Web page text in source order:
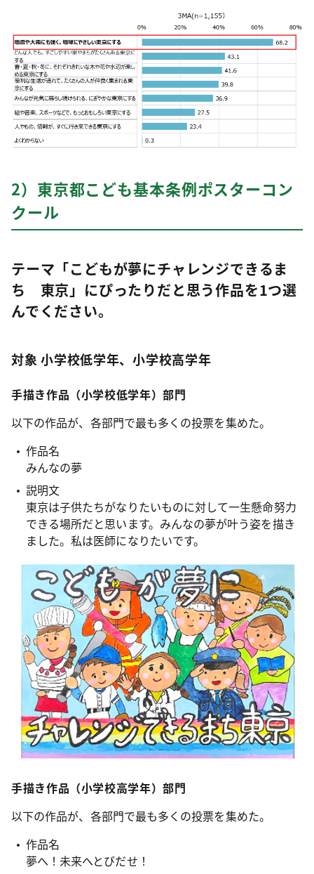
2）東京都こども基本条例ポスターコン
クール
テーマ「こどもが夢にチャレンジできるま
ち 東京」にぴったりだと思う作品を1つ選
んでください。
対象 小学校低学年、小学校高学年
手描き作品（小学校低学年）部門
以下の作品が、各部門で最も多くの投票を集めた。
作品名
みんなの夢
説明文
東京は子供たちがなりたいものに対して一生懸命努力
できる場所だと思います。みんなの夢が叶う姿を描き
ました。私は医師になりたいです。
手描き作品（小学校高学年）部門
以下の作品が、各部門で最も多くの投票を集めた。
作品名
夢へ！未来へとびだせ！